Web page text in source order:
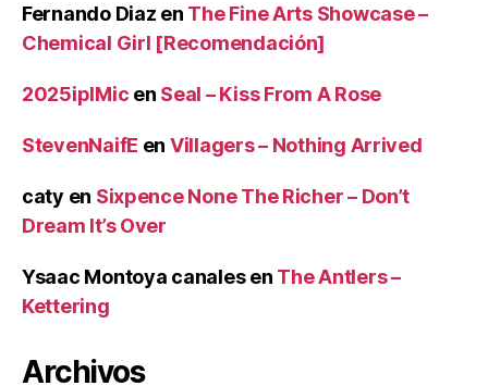
Fernando Diaz en The Fine Arts Showcase –
Chemical Girl [Recomendación]
2025iplMic en Seal – Kiss From A Rose
StevenNaifE en Villagers – Nothing Arrived
caty en Sixpence None The Richer – Don’t
Dream It’s Over
Ysaac Montoya canalesen The Antlers –
Kettering
Archivos